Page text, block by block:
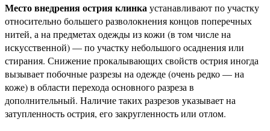
Место внедрения острия клинкаустанавливают по участку
относительно большего разволокнения концов поперечных
нитей, а на предметах одежды из кожи (в том числе на
искусственной) — по участку небольшого осаднения или
стирания. Снижение прокалывающих свойств острия иногда
вызывает побочные разрезы на одежде (очень редко — на
коже) в области перехода основного разреза в
дополнительный. Наличие таких разрезов указывает на
затупленность острия, его закругленность или отлом.